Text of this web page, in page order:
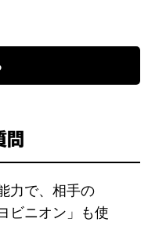
問
力で、相手の
ビニオン」も使